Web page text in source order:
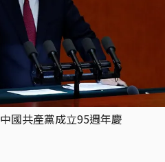
國共產黨成立95週年慶